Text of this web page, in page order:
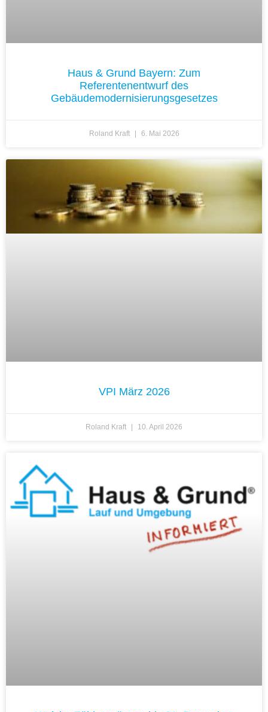
Haus & Grund Bayern: Zum
Referentenentwurf des
Gebäudemodernisierungsgesetzes
Roland Kraft 6. Mai 2026
VPI März 2026
Roland Kraft 10. April 2026